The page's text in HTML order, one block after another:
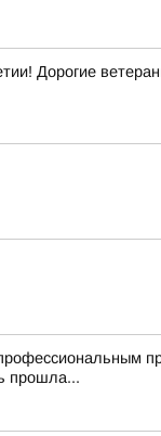
Дорогие
прошла...